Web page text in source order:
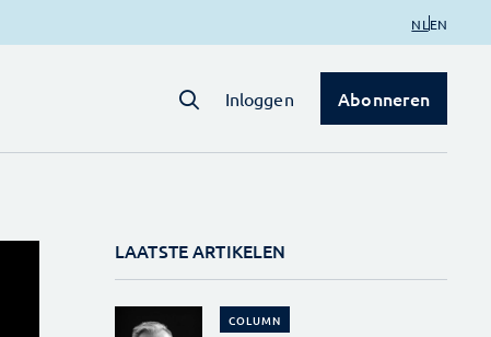
NL EN
Inloggen Abonneren
LAATSTE ARTIKELEN
COLUMN